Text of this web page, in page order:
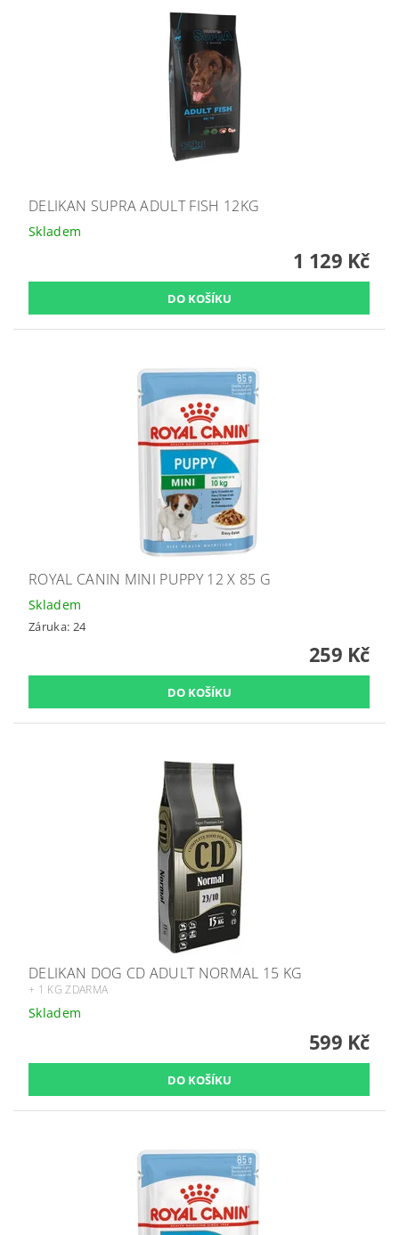
DELIKAN SUPRA ADULT FISH 12KG
Skladem
1 129 Kč
ROYAL CANIN MINI PUPPY 12 X 85 G
Skladem
Záruka: 24
259 Kč
DELIKAN DOG CD ADULT NORMAL 15 KG
+ 1 KG ZDARMA
Skladem
599 Kč